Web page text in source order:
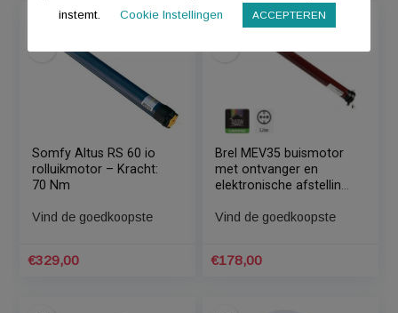
• Waterbestendigheid: IP40
Gerelateerde Producten
We gebruiken cookies om ervoor te zorgen dat onze
website zo soepel mogelijk draait. Als je doorgaat met het
instemt.
Cookie Instellingen ACCEPTEREN